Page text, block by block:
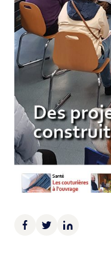
Demande
Sécurité
Police municipale
Pré-plainte en ligne
Tranquillité vacances
Vidéoprotection
Aide à l’installation
Horaires pour le
Infos pratiques
Plan de Ville
Numéros d’urgence
Annuaire des